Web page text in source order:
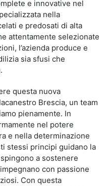
e innovative nel
nella
e predosati di alta
attentamente selezionate
l’azienda produce e
sia sfusi che
questa nuova
Brescia, un team
pienamente. In
nel potere
e nella determinazione
stessi principi guidano la
a sostenere
con passione
Con questa